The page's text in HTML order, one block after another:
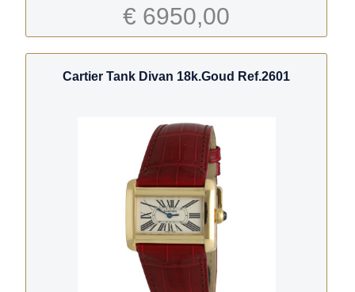
€ 6950,00
Cartier Tank Divan 18k.Goud Ref.2601